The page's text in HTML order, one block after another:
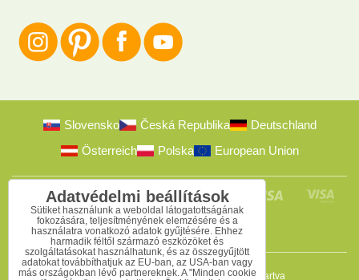
Slovensko Česká Republika
Deutschland
Österreich
Polska European Union
2009-2026 © Bomba s.r.o. Minden jog fenntartva
Adatvédelmi beállítások
Sütiket használunk a weboldal látogatottságának
fokozására, teljesítményének elemzésére és a
használatra vonatkozó adatok gyűjtésére. Ehhez
harmadik féltől származó eszközöket és
szolgáltatásokat használhatunk, és az összegyűjtött
adatokat továbbíthatjuk az EU-ban, az USA-ban vagy
más országokban lévő partnereknek. A "Minden cookie